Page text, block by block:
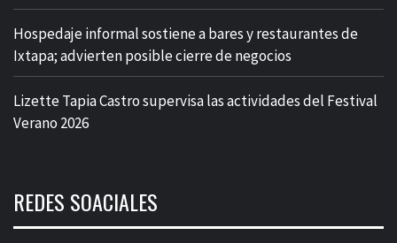
Hospedaje informal sostiene a bares y restaurantes de
Ixtapa; advierten posible cierre de negocios
Lizette Tapia Castro supervisa las actividades del Festival
Verano 2026
REDES SOACIALES